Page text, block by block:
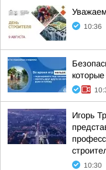
10:36
Игорь
10:30